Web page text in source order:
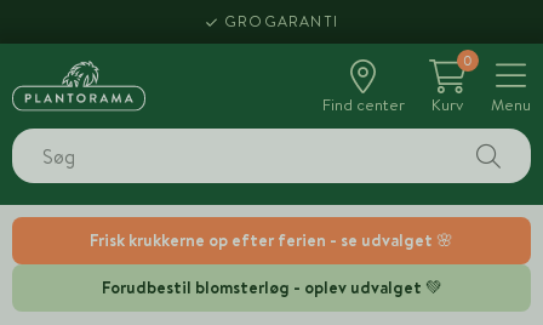
Frisk krukkerne op efter ferien - se udvalget 🌸
Forudbestil blomsterløg - oplev udvalget 💚
GROGARANTI
Find center
0
Kurv
Menu